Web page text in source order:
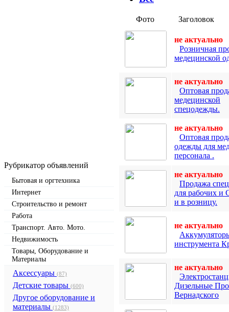
Рубрикатор объявлений
Бытовая и оргтехника
Интернет
Строительство и ремонт
Работа
Транспорт. Авто. Мото.
Недвижимость
Товары, Оборудование и
Материалы
Аксессуары (87)
Детские товары (600)
Другое оборудование и
материалы (1283)
Фото Заголовок
не актуально
Розничная
медецинской
не актуально
Оптовая
медецинской
спецодежды.
не актуально
Оптовая
одежды для
персонала .
не актуально
Продажа
для рабочих и
и в розницу.
не актуально
инструмента
не актуально
Дизельные
Вернадского